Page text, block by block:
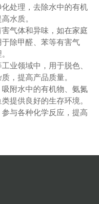
处理，去除水中的有机
水质。
气体和异味，如在家庭
除甲醛、苯等有害气
业领域中，用于脱色、
，提高产品质量。
附水中的有机物、氨氮
提供良好的生存环境。
与各种化学反应，提高